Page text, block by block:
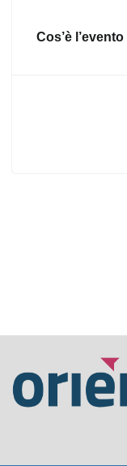
Cos’è l’evento